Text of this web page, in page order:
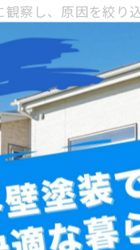
察し、原因を絞
修方法を選定し、
は？
とが重要です。
原因の時は、塗膜
吸水性が雨染み
行います。原因